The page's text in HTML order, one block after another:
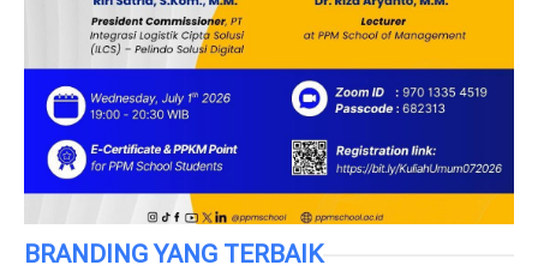
BRANDING YANG TERBAIK